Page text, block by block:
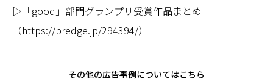
▷「good」部門グランプリ受賞作品まとめ
（https://predge.jp/294394/）
その他の広告事例についてはこちら